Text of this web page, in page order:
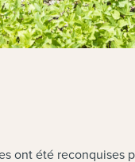
ont été